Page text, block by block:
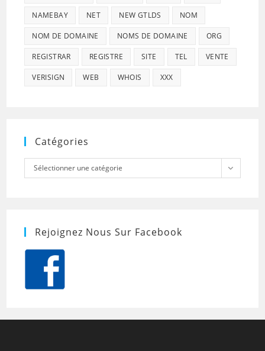
NAMEBAY NET NEW GTLDS NOM
NOM DE DOMAINE NOMS DE DOMAINE ORG
REGISTRAR REGISTRE SITE TEL VENTE
VERISIGN WEB WHOIS XXX
Catégories
Catégories
Sélectionner une catégorie
Rejoignez Nous Sur Facebook